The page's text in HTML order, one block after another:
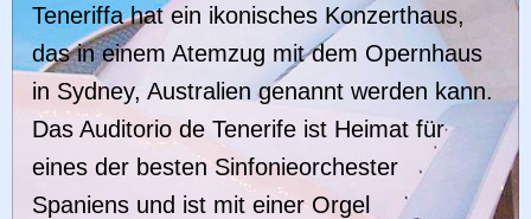
Teneriffa hat ein ikonisches Konzerthaus,
das in einem Atemzug mit dem Opernhaus
in Sydney, Australien genannt werden kann.
Das Auditorio de Tenerife ist Heimat für
eines der besten Sinfonieorchester
Spaniens und ist mit einer Orgel